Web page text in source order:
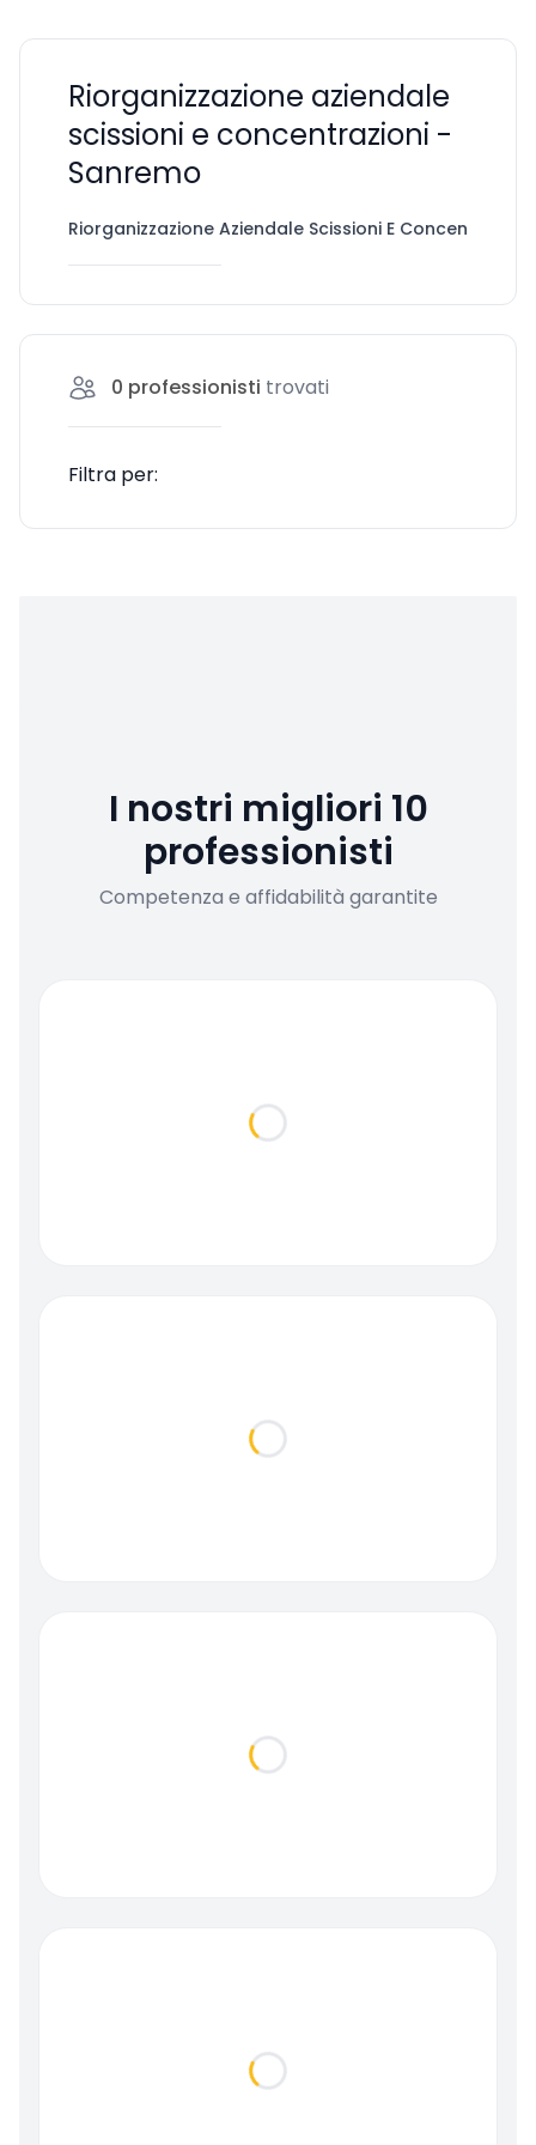
Riorganizzazione aziendale
scissioni e concentrazioni -
Sanremo
Riorganizzazione Aziendale Scissioni E Concentrazioni
0 professionisti trovati
Filtra per:
I nostri migliori 10
professionisti
Competenza e affidabilità garantite
Loading...
Loading...
Loading...
Loading...